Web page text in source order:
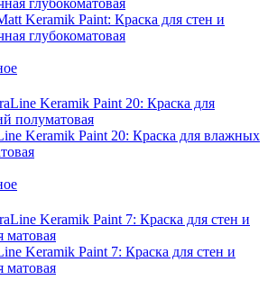
Keramik Paint: Краска для стен и
глубокоматовая
Keramik Paint 20: Краска для влажных
Keramik Paint 7: Краска для стен и
матовая